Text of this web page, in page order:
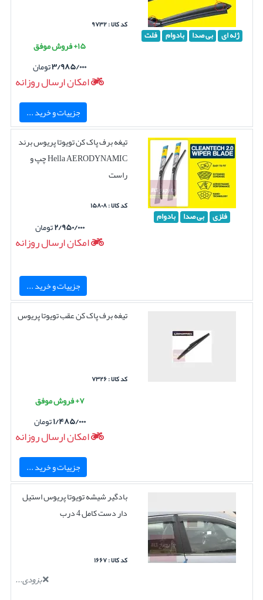
ژله ای بی صدا بادوام فلت
کد کالا : ۹۷۳۲
۱۵+ فروش موفق
۳/۹۸۵/۰۰۰تومان
امکان ارسال روزانه
جزییات و خرید ...
فلزی بی صدا بادوام
تیغه برف پاک کن تویوتا پریوس برند
Hella AERODYNAMIC چپ و
راست
کد کالا : ۱۵۸۰۸
۲/۹۵۰/۰۰۰تومان
امکان ارسال روزانه
جزییات و خرید ...
تیغه برف پاک کن عقب تویوتا پریوس
کد کالا : ۷۳۲۶
۷+ فروش موفق
۱/۴۸۵/۰۰۰تومان
امکان ارسال روزانه
جزییات و خرید ...
بادگیر شیشه تویوتا پریوس استیل
دار دست کامل 4 درب
کد کالا : ۱۶۶۷
بزودی...